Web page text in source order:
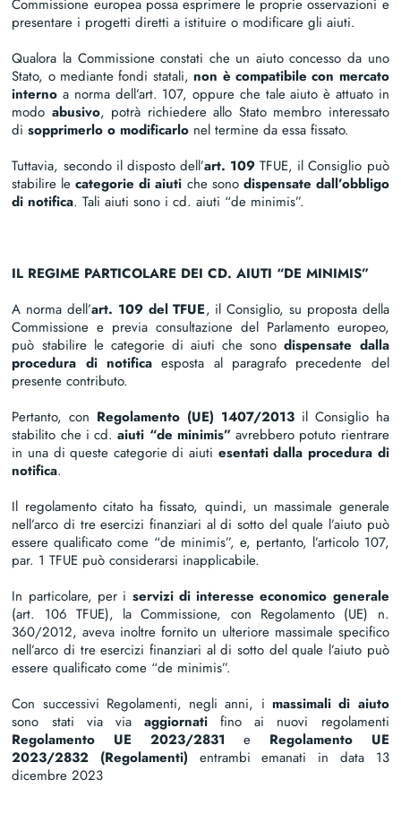
Commissione europea possa esprimere le proprie osservazioni e
presentare i progetti diretti a istituire o modificare gli aiuti.
Qualora la Commissione constati che un aiuto concesso da uno
Stato, o mediante fondi statali,non è compatibile con mercato
interno a norma dell’art. 107, oppure che tale aiuto è attuato in
modo abusivo, potrà richiedere allo Stato membro interessato
disopprimerlo o modificarlo nel termine da essa fissato.
Tuttavia, secondo il disposto dell’art. 109 TFUE, il Consiglio può
stabilire lecategorie di aiuti che sono dispensate dall’obbligo
di notifica. Tali aiuti sono i cd. aiuti “de minimis”.
IL REGIME PARTICOLARE DEI CD. AIUTI “DE MINIMIS”
A norma dell’art. 109 del TFUE, il Consiglio, su proposta della
Commissione e previa consultazione del Parlamento europeo,
può stabilire le categorie di aiuti che sonodispensate dalla
procedura di notifica esposta al paragrafo precedente del
presente contributo.
Pertanto, con Regolamento (UE) 1407/2013il Consiglio ha
stabilito che i cd.aiuti “de minimis”avrebbero potuto rientrare
in una di queste categorie di aiuti esentati dalla procedura di
notifica.
Il regolamento citato ha fissato, quindi, un massimale generale
nell’arco di tre esercizi finanziari al di sotto del quale l’aiuto può
essere qualificato come “de minimis”, e, pertanto, l’articolo 107,
par. 1 TFUE può considerarsi inapplicabile.
In particolare, per i servizi di interesse economico generale
(art. 106 TFUE), la Commissione, con Regolamento (UE) n.
360/2012, aveva inoltre fornito un ulteriore massimale specifico
nell’arco di tre esercizi finanziari al di sotto del quale l’aiuto può
essere qualificato come “de minimis”.
Con successivi Regolamenti, negli anni, imassimali di aiuto
sono stati via via aggiornati fino ai nuovi regolamenti
Regolamento UE 2023/2831 e Regolamento UE
2023/2832 (Regolamenti) entrambi emanati in data 13
dicembre 2023